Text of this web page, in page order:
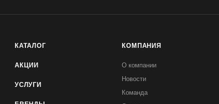
КАТАЛОГ
АКЦИИ
УСЛУГИ
КОМПАНИЯ
О компании
Новости
Команда